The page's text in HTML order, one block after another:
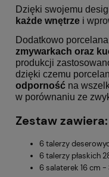
Dzięki swojemu
każde wnętrze i
Dodatkowo
zmywarkach oraz
produkcji
dzięki czemu
odporność na
w porównaniu ze
Zestaw zawiera:
6 talerzy
6 talerzy płaskich
6 salaterek 16 cm -